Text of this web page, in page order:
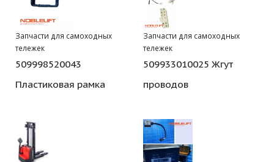
Запчасти для самоходных
тележек
509998520043
Пластиковая рамка
Запчасти для самоходных
тележек
509933010025 Жгут
проводов